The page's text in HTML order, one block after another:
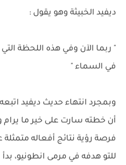
ديفيد الخبيثة وهو يقول :
" ربما الآن وفي هذه اللحظة
في السماء "
وبمجرد انتهاء حديث ديفيد
أن خطته سارت على خير ما يرام
فرصة رؤية نتائج أفعاله
للتو هدفه في مرمى انطونيو،